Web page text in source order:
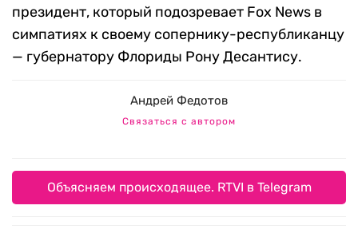
президент, который подозревает Fox News в
симпатиях к своему сопернику-республиканцу
— губернатору Флориды Рону Десантису.
Андрей Федотов
Связаться с автором
Объясняем происходящее. RTVI в Telegram